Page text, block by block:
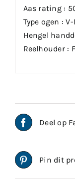
Aas rating :
Type ogen :
Hengel
Reelhouder :
Deel op
Pin dit